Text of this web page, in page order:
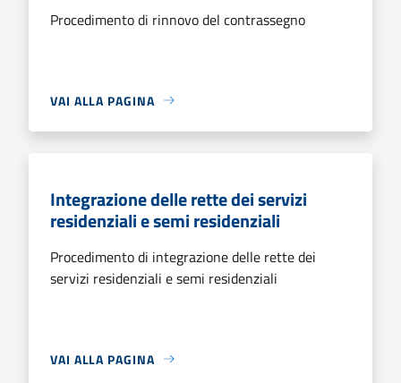
Procedimento di rinnovo del contrassegno
VAI ALLA PAGINA
Integrazione delle rette dei servizi
residenziali e semi residenziali
Procedimento di integrazione delle rette dei
servizi residenziali e semi residenziali
VAI ALLA PAGINA